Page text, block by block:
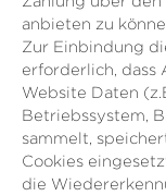
anbieten zu
Zur Einbindung
erforderlich, dass
Website Daten
Betriebssystem,
sammelt,
Cookies
die